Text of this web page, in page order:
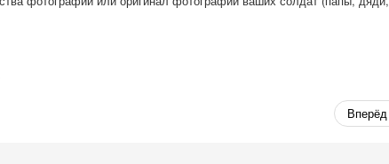
Вперёд